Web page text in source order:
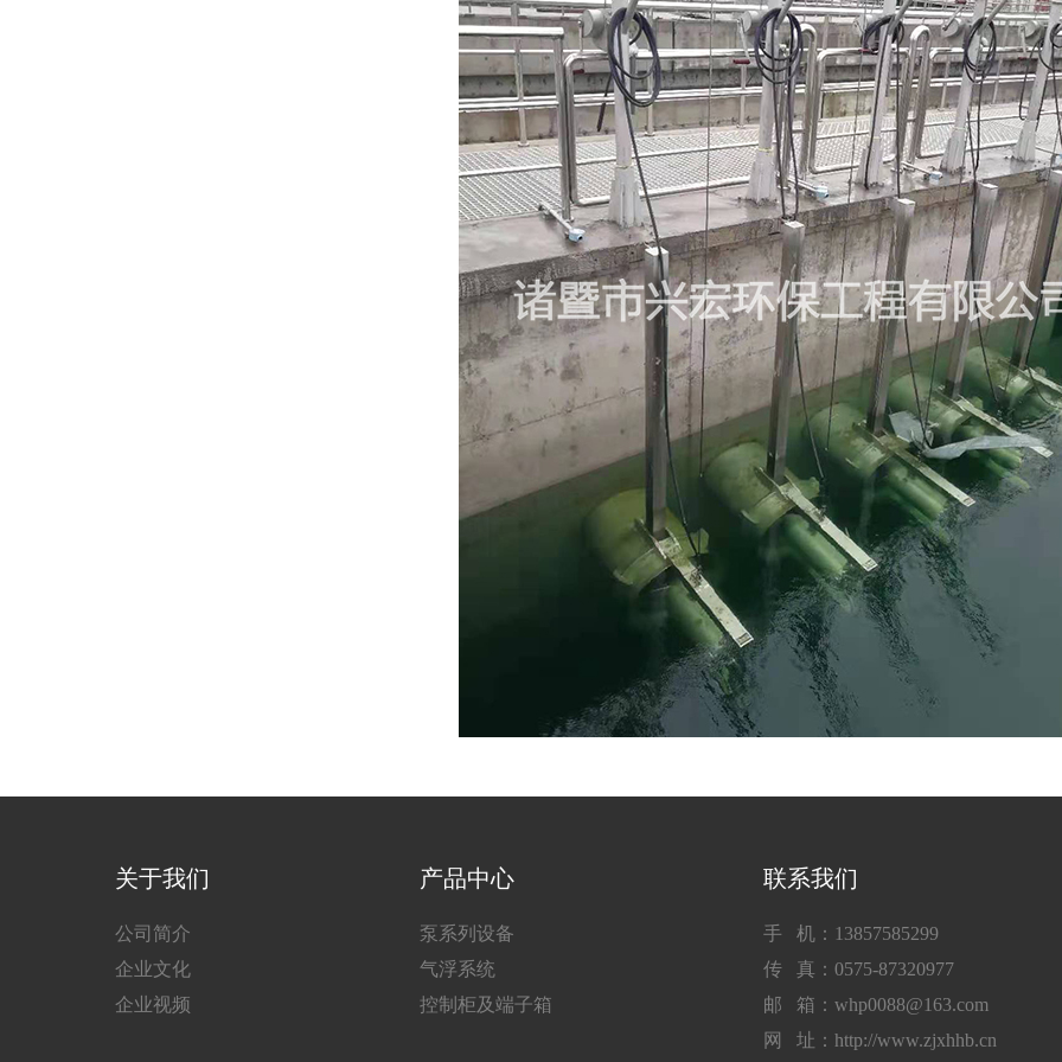
关于我们
公司简介
企业文化
企业视频
产品中心
泵系列设备
气浮系统
控制柜及端子箱
联系我们
手 机：13857585299
传 真：0575-87320977
邮 箱：whp0088@163.com
网 址：http://www.zjxhhb.cn